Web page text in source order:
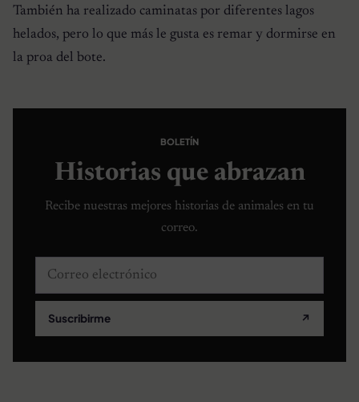
También ha realizado caminatas por diferentes lagos
helados, pero lo que más le gusta es remar y dormirse en
la proa del bote.
BOLETÍN
Historias que abrazan
Recibe nuestras mejores historias de animales en tu
correo.
Correo electrónico
Suscribirme ↗